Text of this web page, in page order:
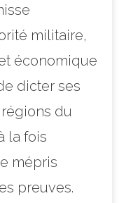
militaire,
économique
dicter ses
du
la fois
mépris
preuves.